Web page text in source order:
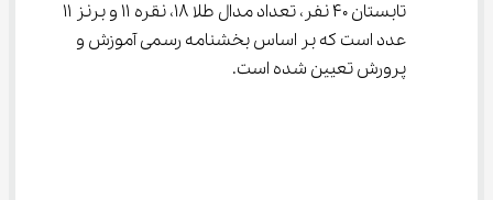
عدد است که بر اساس بخشنامه رسمی آموزش و
پرورش تعیین شده است.